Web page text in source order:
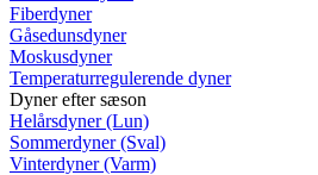
Fiberdyner
Gåsedunsdyner
Moskusdyner
Temperaturregulerende dyner
Dyner efter sæson
Helårsdyner (Lun)
Sommerdyner (Sval)
Vinterdyner (Varm)